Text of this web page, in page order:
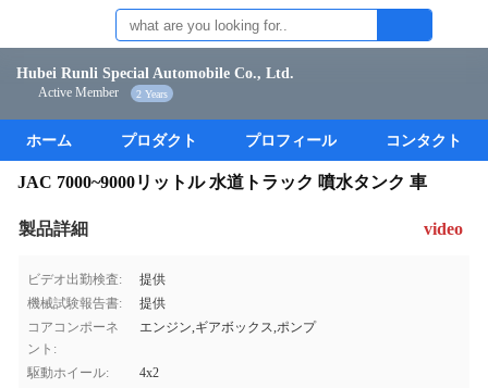
Hubei Runli Special Automobile Co., Ltd.
Active Member 2 Years
ホーム プロダクト プロフィール コンタクト
JAC 7000~9000リットル 水道トラック 噴水タンク 車
製品詳細 video
ビデオ出勤検査:
提供
機械試験報告書:
提供
コアコンポーネ
ント:
エンジン,ギアボックス,ポンプ
駆動ホイール:
4x2